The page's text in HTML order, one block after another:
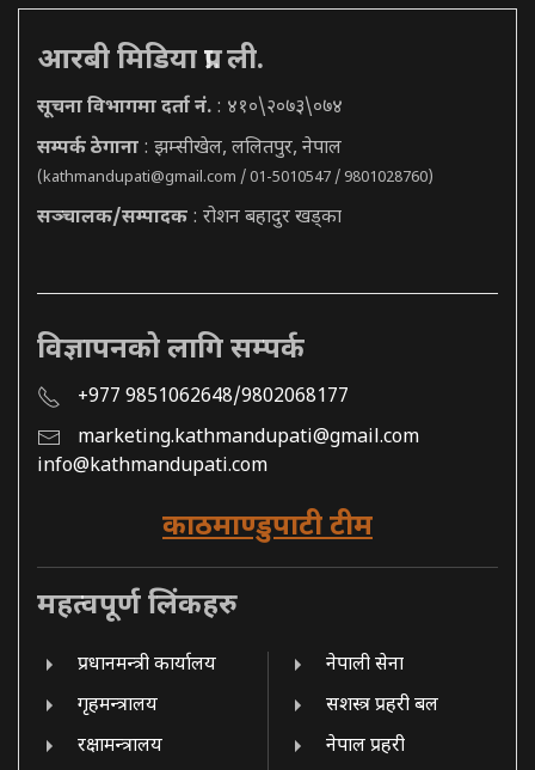
आरबी मिडिया प्रा. ली.
सूचना विभागमा दर्ता नं. : ४१०\२०७३\०७४
सम्पर्क ठेगाना : झम्सीखेल, ललितपुर, नेपाल
(kathmandupati@gmail.com / 01-5010547 / 9801028760)
सञ्चालक/सम्पादक : रोशन बहादुर खड्का
विज्ञापनको लागि सम्पर्क
+977 9851062648/9802068177
marketing.kathmandupati@gmail.com
info@kathmandupati.com
काठमाण्डुपाटी टीम
महत्वपूर्ण लिंकहरु
प्रधानमन्त्री कार्यालय
गृहमन्त्रालय
रक्षामन्त्रालय
नेपाली सेना
सशस्त्र प्रहरी बल
नेपाल प्रहरी